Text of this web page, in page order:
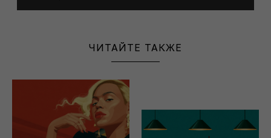
ЧИТАЙТЕ ТАКЖЕ